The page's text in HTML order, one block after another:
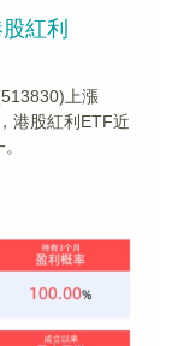
紅利
上漲
港股紅利ETF近